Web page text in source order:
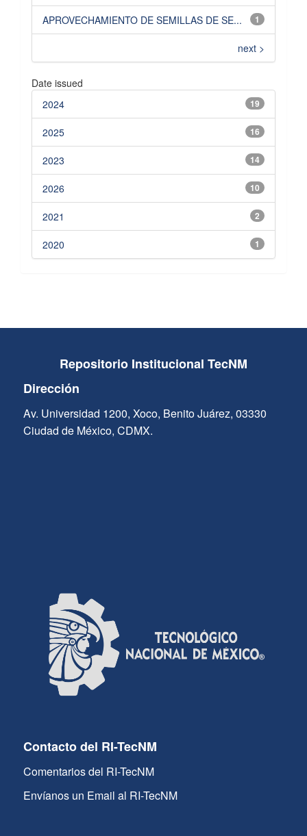
1
APROVECHAMIENTO DE SEMILLAS DE SE...
next >
Date issued
19
2024
16
2025
14
2023
10
2026
2
2021
1
2020
Repositorio Institucional TecNM
Dirección
Av. Universidad 1200, Xoco, Benito Juárez, 03330
Ciudad de México, CDMX.
Contacto del RI-TecNM
Comentarios del RI-TecNM
Envíanos un Email al RI-TecNM